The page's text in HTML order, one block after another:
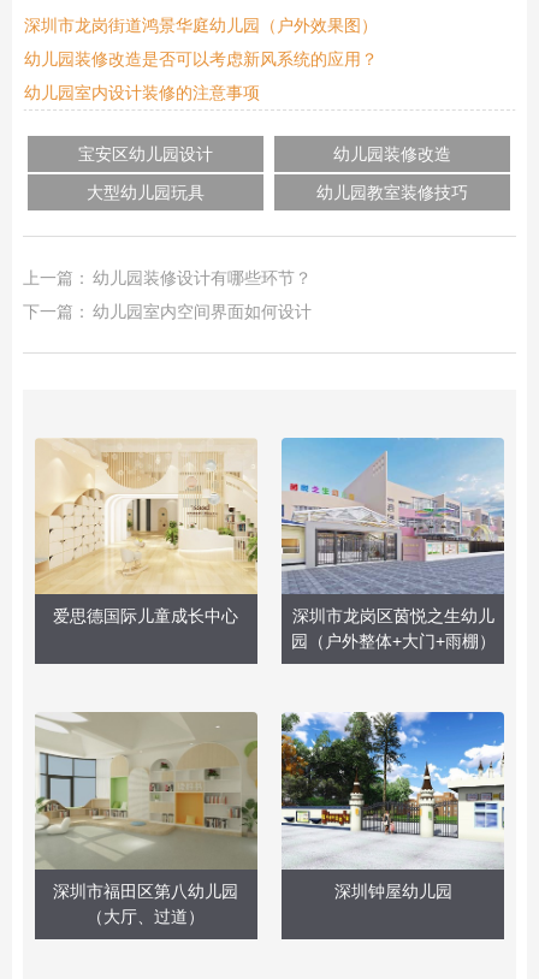
深圳市龙岗街道鸿景华庭幼儿园（户外效果图）
幼儿园装修改造是否可以考虑新风系统的应用？
幼儿园室内设计装修的注意事项
宝安区幼儿园设计
幼儿园装修改造
大型幼儿园玩具
幼儿园教室装修技巧
上一篇： 幼儿园装修设计有哪些环节？
下一篇： 幼儿园室内空间界面如何设计
爱思德国际儿童成长中心
深圳市龙岗区茵悦之生幼儿
园（户外整体+大门+雨棚）
深圳市福田区第八幼儿园
（大厅、过道）
深圳钟屋幼儿园